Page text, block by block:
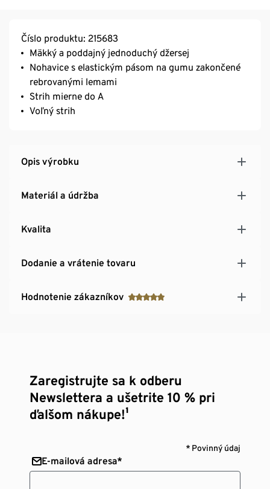
Číslo produktu: 215683
Mäkký a poddajný jednoduchý džersej
Nohavice s elastickým pásom na gumu zakončené
rebrovanými lemami
Strih mierne do A
Voľný strih
Opis výrobku
Materiál a údržba
Kvalita
Dodanie a vrátenie tovaru
Hodnotenie zákazníkov
Zaregistrujte sa k odberu
Newslettera a ušetrite 10 % pri
ďalšom nákupe!¹
* Povinný údaj
E-mailová adresa*